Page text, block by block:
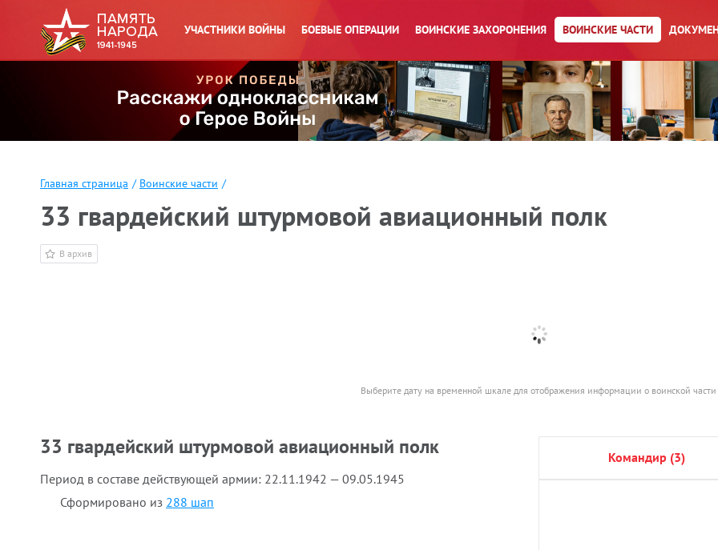
УЧАСТНИКИ ВОЙНЫ БОЕВЫЕ ОПЕРАЦИИ ВОИНСКИЕ ЗАХОРОНЕНИЯ ВОИНСКИЕ ЧАСТИ
Главная страница / Воинские части /
33 гвардейский штурмовой авиационный полк
В архив
Выберите дату на временной шкале для отображения информации о воинской части
33 гвардейский штурмовой авиационный полк
Период в составе действующей армии: 22.11.1942 — 09.05.1945
Сформировано из 288 шап
командир (3)